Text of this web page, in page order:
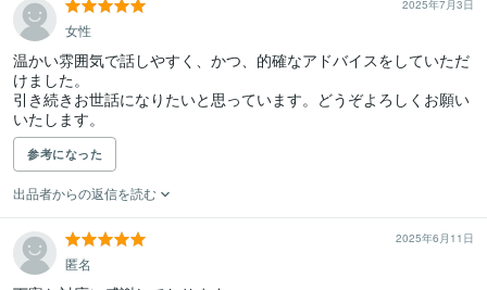
2025年7月3日
女性
温かい雰囲気で話しやすく、かつ、的確なアドバイスをしていただ
けました。
引き続きお世話になりたいと思っています。どうぞよろしくお願い
いたします。
参考になった
出品者からの返信を読む
2025年6月11日
匿名